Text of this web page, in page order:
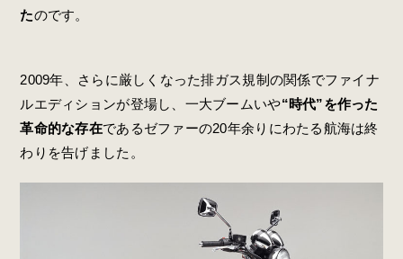
たのです。
2009年、さらに厳しくなった排ガス規制の関係でファイナ
ルエディションが登場し、一大ブームいや“時代”を作った
革命的な存在であるゼファーの20年余りにわたる航海は終
わりを告げました。